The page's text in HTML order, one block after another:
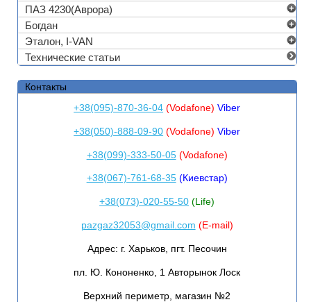
ПАЗ 4230(Аврора)
Богдан
Эталон, I-VAN
Технические статьи
Контакты
+38(095)-870-36-04 (Vodafone)Viber
+38(050)-888-09-90 (Vodafone)Viber
+38(099)-333-50-05(Vodafone)
+38(067)-761-68-35(Киевстар)
+38(073)-020-55-50 (Life)
pazgaz32053@gmail.com (E-mail)
Адрес: г. Харьков, пгт. Песочин
пл. Ю. Кононенко, 1 Авторынок Лоск
Верхний периметр, магазин №2